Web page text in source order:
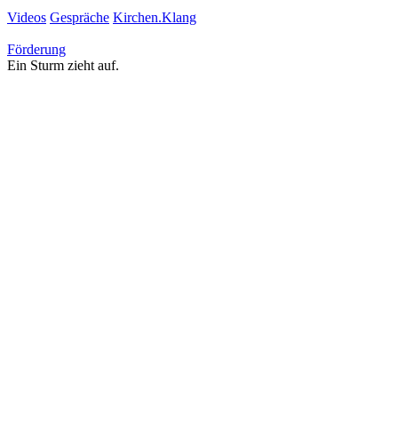
Videos Gespräche Kirchen.Klang
Förderung
Ein Sturm zieht auf.